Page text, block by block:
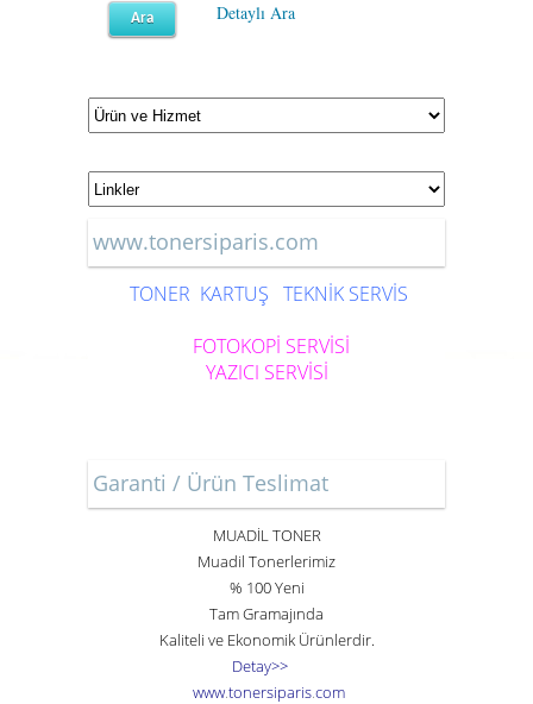
Detaylı Ara
www.tonersiparis.com
TONER KARTUŞ TEKNİK SERVİS
FOTOKOPİ SERVİSİ
YAZICI SERVİSİ
Garanti / Ürün Teslimat
MUADİL TONER
Muadil Tonerlerimiz
% 100 Yeni
Tam Gramajında
Kaliteli ve Ekonomik Ürünlerdir.
Detay>>
www.tonersiparis.com